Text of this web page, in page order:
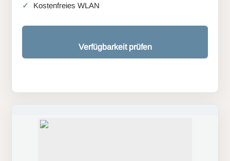
Kostenfreies WLAN
Verfügbarkeit prüfen